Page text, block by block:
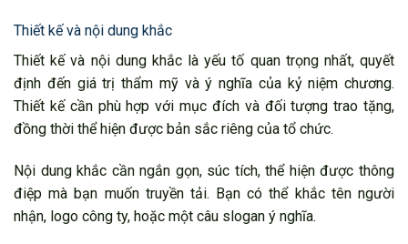
Thiết kế và nội dung khắc
Thiết kế và nội dung khắc là yếu tố quan trọng nhất, quyết
định đến giá trị thẩm mỹ và ý nghĩa của kỷ niệm chương.
Thiết kế cần phù hợp với mục đích và đối tượng trao tặng,
đồng thời thể hiện được bản sắc riêng của tổ chức.
Nội dung khắc cần ngắn gọn, súc tích, thể hiện được thông
điệp mà bạn muốn truyền tải. Bạn có thể khắc tên người
nhận, logo công ty, hoặc một câu slogan ý nghĩa.